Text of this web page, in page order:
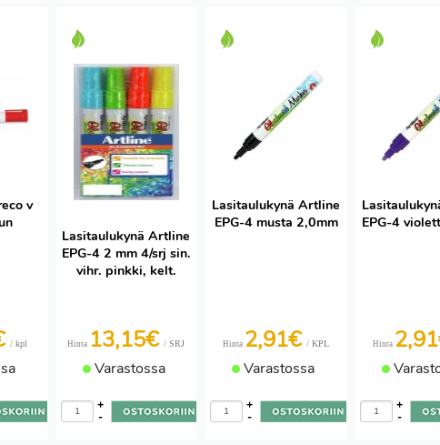
v
/ kpl
Lasitaulukynä Artline
EPG-4 2 mm 4/srj sin.
vihr. pinkki, kelt.
Hinta 13,15€/ SRJ
Varastossa
-
+
Lasitaulukynä Artline
EPG-4 musta 2,0mm
Hinta 2,91€/ KPL
Varastossa
-
+
EPG-4
Hinta
-
+